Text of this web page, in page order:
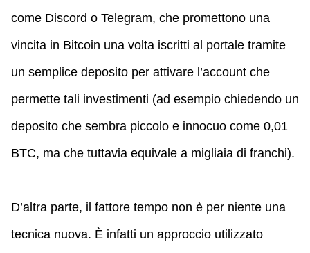
come Discord o Telegram, che promettono una
vincita in Bitcoin una volta iscritti al portale tramite
un semplice deposito per attivare l’account che
permette tali investimenti (ad esempio chiedendo un
deposito che sembra piccolo e innocuo come 0,01
BTC, ma che tuttavia equivale a migliaia di franchi).
D’altra parte, il fattore tempo non è per niente una
tecnica nuova. È infatti un approccio utilizzato